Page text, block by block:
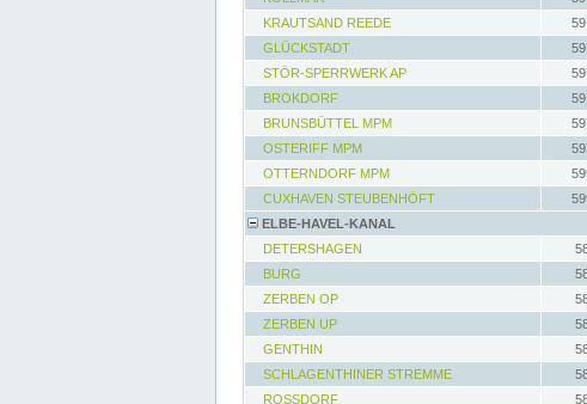
KRAUTSAND REEDE
GLÜCKSTADT
STÖR-SPERRWERK AP
BROKDORF
BRUNSBÜTTEL MPM
OSTERIFF MPM
OTTERNDORF MPM
CUXHAVEN STEUBENHÖFT
ELBE-HAVEL-KANAL
DETERSHAGEN
BURG
ZERBEN OP
ZERBEN UP
GENTHIN
SCHLAGENTHINER STREMME
ROSSDORF